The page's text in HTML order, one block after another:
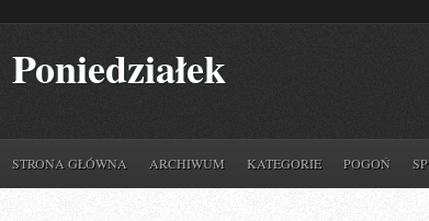
Poniedziałek
STRONA GŁÓWNA ARCHIWUM KATEGORIE POGOŃ